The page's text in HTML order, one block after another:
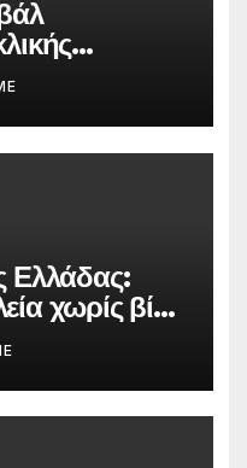
Ελλάδας:
χωρίς βία
Βίας